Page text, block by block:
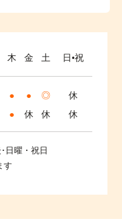
木 金 土 日•祝
● ● ◎
休
● 休 休 休
日曜・祝日
す